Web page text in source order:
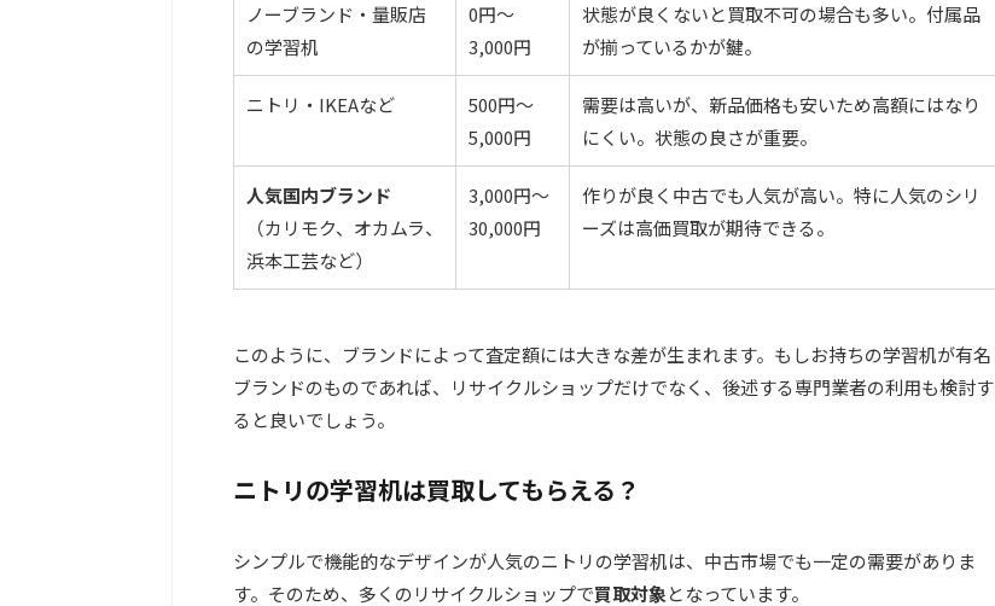
ノーブランド・量販店
の学習机
0円～
3,000円
状態が良くないと買取不可の場合も多い。付属品
が揃っているかが鍵。
ニトリ・IKEAなど
500円～
5,000円
需要は高いが、新品価格も安いため高額にはなり
にくい。状態の良さが重要。
人気国内ブランド
（カリモク、オカムラ、
浜本工芸など）
3,000円～
30,000円
作りが良く中古でも人気が高い。特に人気のシリ
ーズは高価買取が期待できる。
このように、ブランドによって査定額には大きな差が生まれます。もしお持ちの学習机が有名
ブランドのものであれば、リサイクルショップだけでなく、後述する専門業者の利用も検討す
ると良いでしょう。
ニトリの学習机は買取してもらえる？
シンプルで機能的なデザインが人気のニトリの学習机は、中古市場でも一定の需要がありま
す。そのため、多くのリサイクルショップで買取対象となっています。